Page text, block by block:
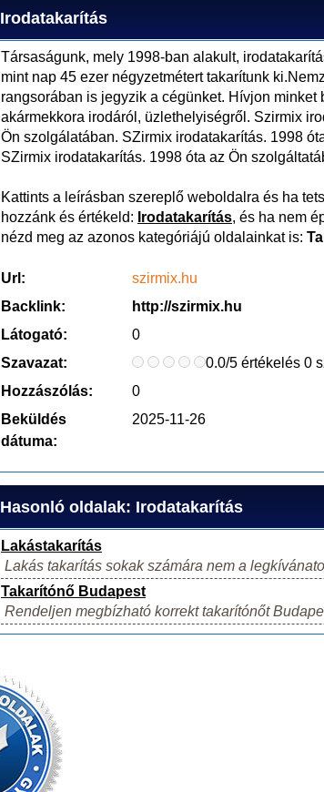
Irodatakarítás
Társaságunk, mely 1998-ban alakult,
mint nap 45 ezer négyzetmétert takarítunk
rangsorában is jegyzik a cégünket. Hívjon minket
akármekkora irodáról, üzlethelyiségről. Szirmix
Ön szolgálatában. SZirmix irodatakarítás. 1998
SZirmix irodatakarítás. 1998 óta az Ön
Kattints a leírásban szereplő weboldalra és ha
hozzánk és értékeld: Irodatakarítás, és ha nem
nézd meg az azonos kategóriájú oldalainkat is:
Url:
szirmix.hu
Backlink:
http://szirmix.hu
Látogató:
0
Szavazat:
0.0/5 értékelés 0
Hozzászólás:
0
Beküldés
dátuma:
2025-11-26
Hasonló oldalak: Irodatakarítás
Lakástakarítás
Lakás takarítás sokak számára nem a
Takarítónő Budapest
Rendeljen megbízható korrekt takarítónőt